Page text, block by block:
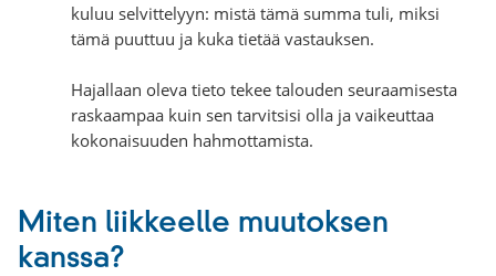
kuluu selvittelyyn: mistä tämä summa tuli, miksi
tämä puuttuu ja kuka tietää vastauksen.
Hajallaan oleva tieto tekee talouden seuraamisesta
raskaampaa kuin sen tarvitsisi olla ja vaikeuttaa
kokonaisuuden hahmottamista.
Miten liikkeelle muutoksen
kanssa?